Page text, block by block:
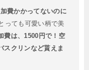
費かかってないのに
っても可愛い柄で美
費は、1500円で！空
スクリンなど貰えま